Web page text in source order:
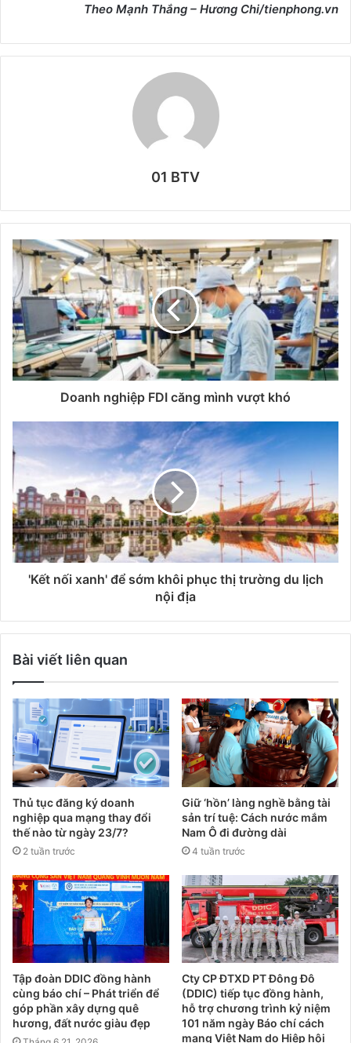
Theo Mạnh Thắng – Hương Chi/tienphong.vn
01 BTV
Doanh nghiệp FDI căng mình vượt khó
'Kết nối xanh' để sớm khôi phục thị trường du lịch
nội địa
Bài viết liên quan
Thủ tục đăng ký doanh
nghiệp qua mạng thay đổi
thế nào từ ngày 23/7?
2 tuần trước
Giữ ‘hồn’ làng nghề bằng tài
sản trí tuệ: Cách nước mắm
Nam Ô đi đường dài
4 tuần trước
Tập đoàn DDIC đồng hành
cùng báo chí – Phát triển để
góp phần xây dựng quê
hương, đất nước giàu đẹp
Cty CP ĐTXD PT Đông Đô
(DDIC) tiếp tục đồng hành,
hỗ trợ chương trình kỷ niệm
101 năm ngày Báo chí cách
mạng Việt Nam do Hiệp hội